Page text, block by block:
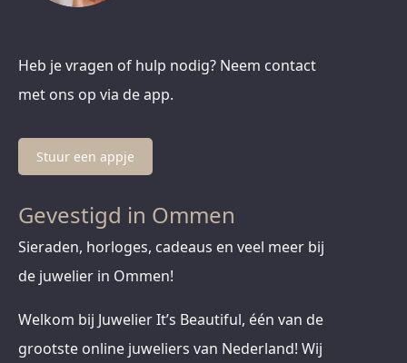
Heb je vragen of hulp nodig? Neem contact
met ons op via de app.
Stuur een appje
Gevestigd in Ommen
Sieraden, horloges, cadeaus en veel meer bij
de juwelier in Ommen!
Welkom bij Juwelier It’s Beautiful, één van de
grootste online juweliers van Nederland! Wij